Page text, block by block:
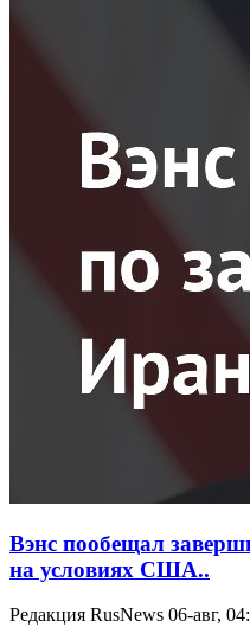
Вэнс пообещал
на условиях США..
Редакция RusNews 06-авг,